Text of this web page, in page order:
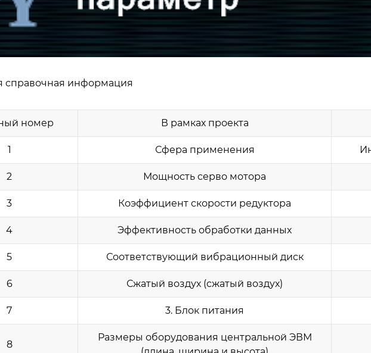
справочная информация
номер В рамках проекта
1 Сфера применения
2 Мощность серво мотора
3 Коэффициент скорости редуктора
4 Эффективность обработки данных
5 Соответствующий вибрационный диск
6 Сжатый воздух (сжатый воздух)
7 3. Блок питания
8
Размеры оборудования центральной ЭВМ